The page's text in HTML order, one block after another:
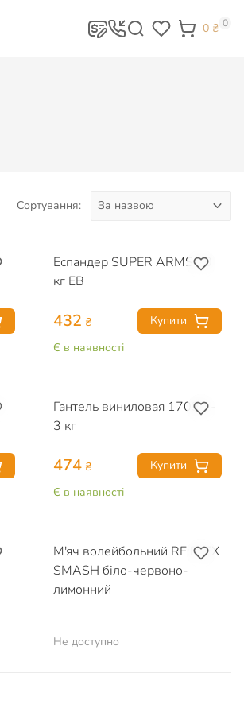
0 ₴ 0
Сортування:
Еспандер SUPER ARMS 10
кг EB
432 ₴
Купити
Є в наявності
Гантель виниловая 17030 -
3 кг
474 ₴
Купити
Є в наявності
М'яч волейбольний RE:FLEX
SMASH біло-червоно-
лимонний
Не доступно